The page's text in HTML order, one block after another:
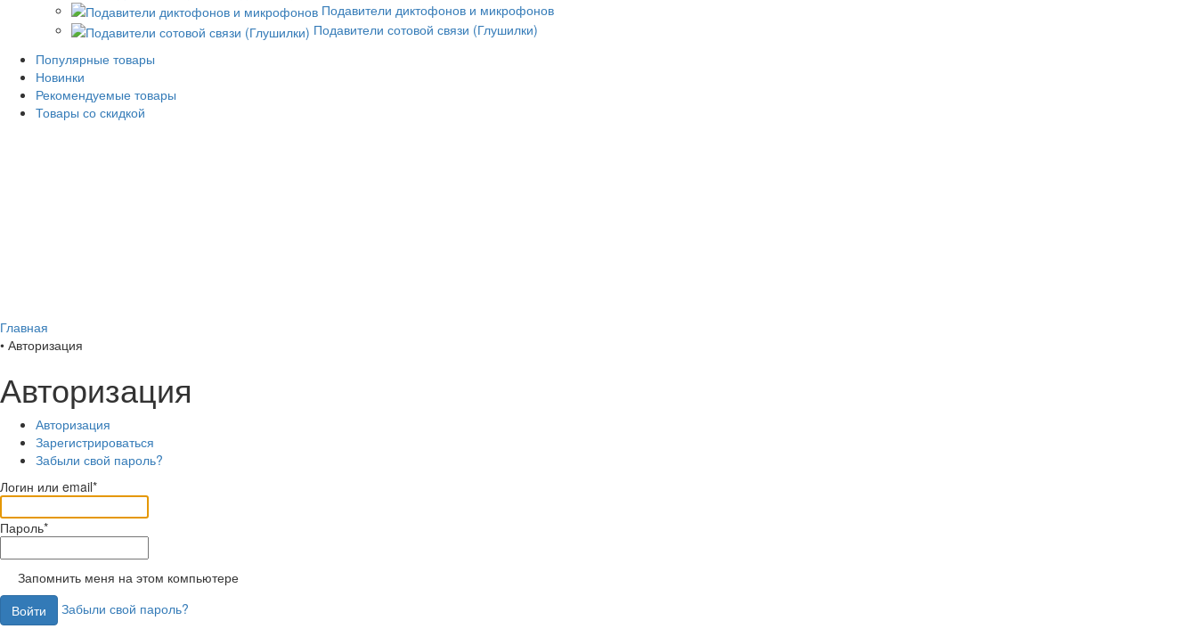
Подавители диктофонов и микрофонов
Подавители сотовой связи (Глушилки)
Популярные товары
Новинки
Рекомендуемые товары
Товары со скидкой
Главная
• Авторизация
Авторизация
Авторизация
Зарегистрироваться
Забыли свой пароль?
Логин или email*
Пароль*
Запомнить меня на этом компьютере
Забыли свой пароль?